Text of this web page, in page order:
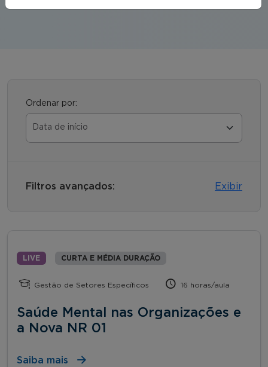
Ordenar por:
Filtros avançados: Exibir
LIVE CURTA E MÉDIA DURAÇÃO
Gestão de Setores Específicos 16 horas/aula
Saúde Mental nas Organizações e
a Nova NR 01
Saiba mais